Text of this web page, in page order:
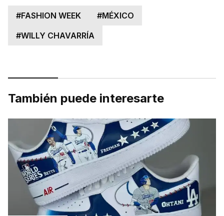
#FASHION WEEK #MÉXICO
#WILLY CHAVARRÍA
También puede interesarte